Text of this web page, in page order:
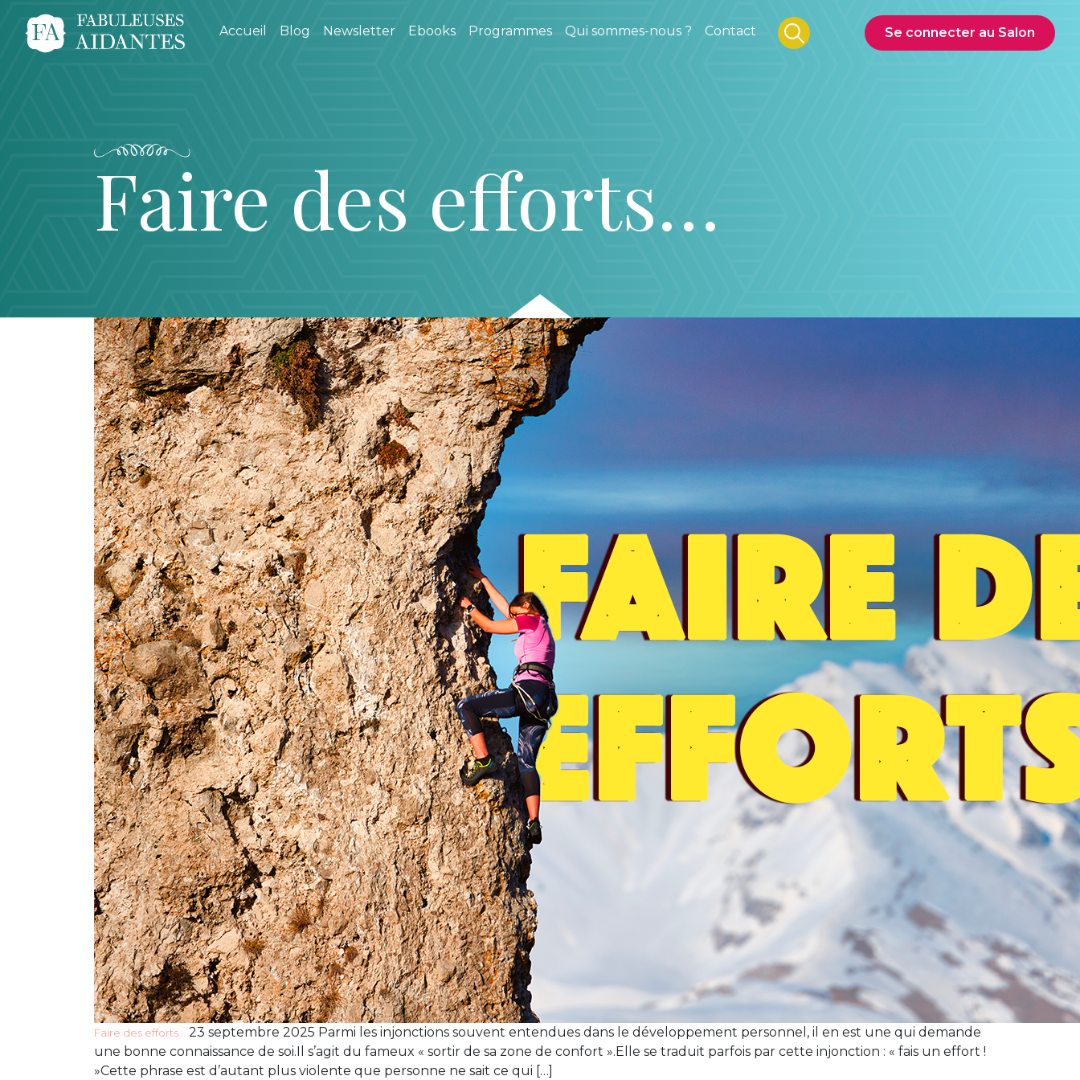
Accueil Blog Newsletter Ebooks Programmes Qui sommes-nous ? Contact Se connecter au Salon
Faire des efforts…
Faire des efforts…
23 septembre 2025 Parmi les injonctions souvent entendues dans le développement personnel, il en est une qui demande
une bonne connaissance de soi.Il s’agit du fameux « sortir de sa zone de confort ».Elle se traduit parfois par cette injonction : « fais un effort !
»Cette phrase est d’autant plus violente que personne ne sait ce qui […]